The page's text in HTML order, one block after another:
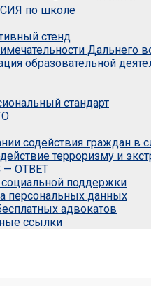
по школе
стенд
Дальнего
образовательной
стандарт
содействия граждан в
терроризму и
ОТВЕТ
поддержки
персональных данных
адвокатов
ссылки